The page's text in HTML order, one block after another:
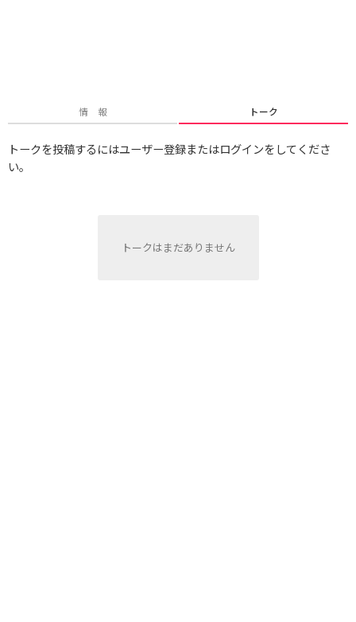
情 報 トーク
トークを投稿するにはユーザー登録またはログインをしてくださ
い。
トークはまだありません